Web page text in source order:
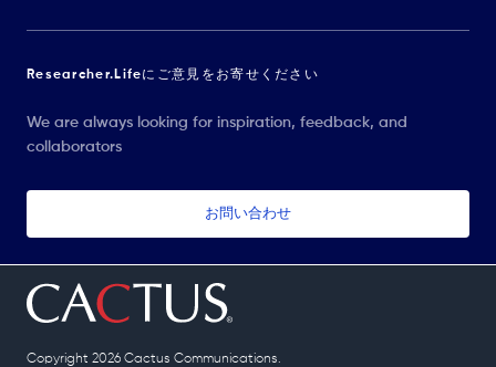
Researcher.Lifeにご意見をお寄せください
We are always looking for inspiration, feedback, and
collaborators
お問い合わせ
Copyright 2026 Cactus Communications.